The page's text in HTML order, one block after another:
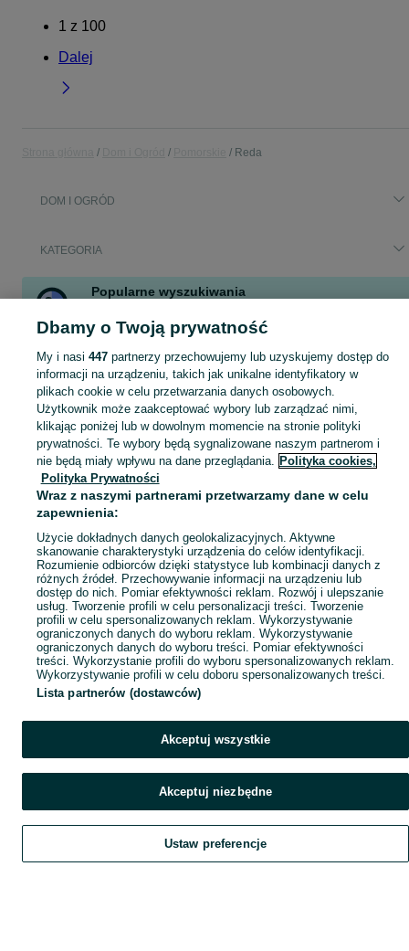
1 z 100
Dalej
Reda
DOM I OGRÓD
KATEGORIA
Popularne wyszukiwania
moskitiery
Sprzedaż artykułów do domu i ogrodu Reda ▶️ Szeroki wybór modeli i materiałów ✅ Nowe i używane w atrakcyjnych cenach ☝ Sprawdź oferty na OLX.pl!
Mapa kategorii
Mapa miejscowości
Mapa ministron
Popularne wyszukiwania
Szukaj Obserwujesz Dodaj Czat Konto
Dbamy o Twoją prywatność
My i nasi 447partnerzy przechowujemy lub uzyskujemy dostęp do
informacji na urządzeniu, takich jak unikalne identyfikatory w
plikach cookie w celu przetwarzania danych osobowych.
Użytkownik może zaakceptować wybory lub zarządzać nimi,
klikając poniżej lub w dowolnym momencie na stronie polityki
prywatności. Te wybory będą sygnalizowane naszym partnerom i
nie będą miały wpływu na dane przeglądania. Polityka cookies,
Polityka Prywatności
Wraz z naszymi partnerami przetwarzamy dane w celu
zapewnienia:
Użycie dokładnych danych geolokalizacyjnych. Aktywne
skanowanie charakterystyki urządzenia do celów identyfikacji.
Rozumienie odbiorców dzięki statystyce lub kombinacji danych z
różnych źródeł. Przechowywanie informacji na urządzeniu lub
dostęp do nich. Pomiar efektywności reklam. Rozwój i ulepszanie
usług. Tworzenie profili w celu personalizacji treści. Tworzenie
profili w celu spersonalizowanych reklam. Wykorzystywanie
ograniczonych danych do wyboru reklam. Wykorzystywanie
ograniczonych danych do wyboru treści. Pomiar efektywności
treści. Wykorzystanie profili do wyboru spersonalizowanych reklam.
Wykorzystywanie profili w celu doboru spersonalizowanych treści.
Lista partnerów (dostawców)
Akceptuj wszystkie
Akceptuj niezbędne
Ustaw preferencje